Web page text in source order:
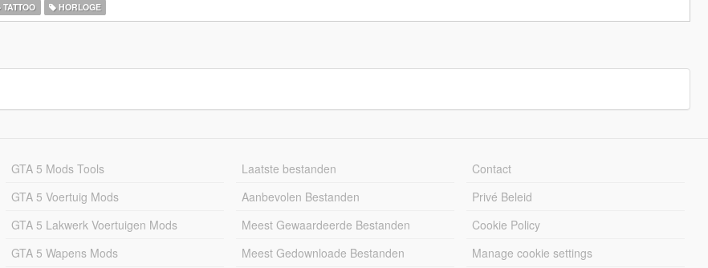
TATTOO HORLOGE
GTA 5 Mods Tools
GTA 5 Voertuig Mods
GTA 5 Lakwerk Voertuigen Mods
GTA 5 Wapens Mods
Laatste bestanden
Aanbevolen Bestanden
Meest Gewaardeerde Bestanden
Meest Gedownloade Bestanden
Contact
Privé Beleid
Cookie Policy
Manage cookie settings